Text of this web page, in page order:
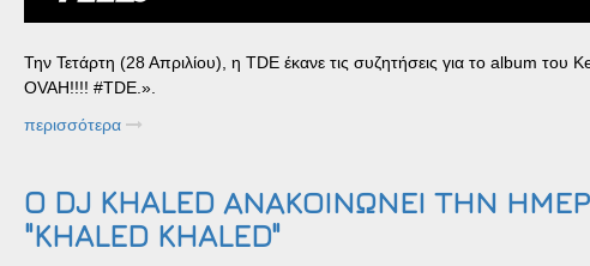
Την Τετάρτη (28 Απριλίου), η TDE έκανε τις συζητήσεις για το album
OVAH!!!! #TDE. ».
περισσότερα
O DJ KHALED ΑΝΑΚΟΙΝΩΝΕΙ ΤΗΝ
"KHALED KHALED"